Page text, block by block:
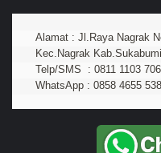
Alamat : Jl.Raya Nagrak
Kec.Nagrak
Telp/SMS  : 0811 1103 706
WhatsApp : 0858 4655